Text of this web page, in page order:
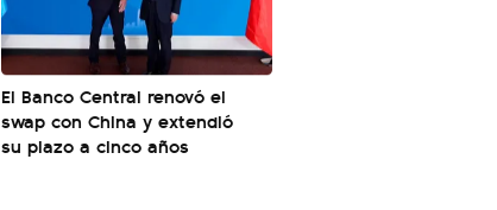
El Banco Central renovó el
swap con China y extendió
su plazo a cinco años